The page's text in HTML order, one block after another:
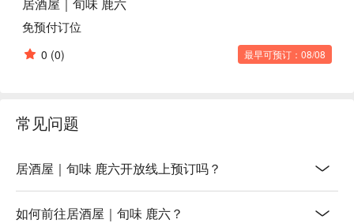
【更多推荐】
旬味 鹿六交通便利，从函馆市电「五棱郭公园前駅」徒步仅
需两分钟，吃饱还能顺道去五棱郭公园散步，行程安排超完
美！店内多达80至120席座位，皆为日式堀り炬燵席，让双脚
需求。下次到函馆，想找地方好好吃顿饭，或体验当地特色美
食，就别再犹豫了，打开 FunNow，轻松预订「旬味 鹿六」，
道美食之旅！
免预付订位
0 (0) 最早可预订：08/08
常见问题
居酒屋｜旬味 鹿六开放线上预订吗？
如何前往居酒屋｜旬味 鹿六？